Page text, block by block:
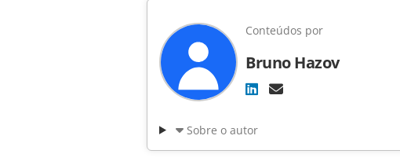
Conteúdos por
Bruno Hazov
Sobre o autor